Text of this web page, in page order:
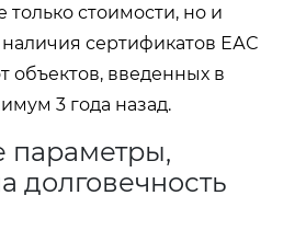
только стоимости, но и
наличия сертификатов ЕАС
объектов, введенных в
3 года назад.
параметры,
долговечность